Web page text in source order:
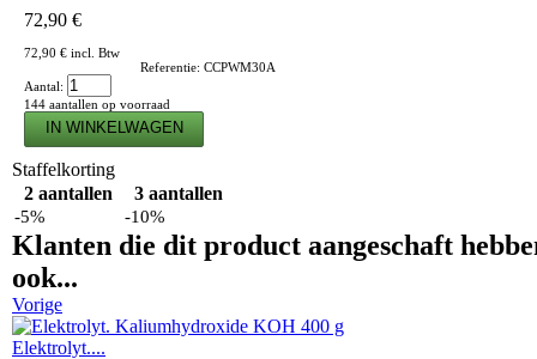
72,90 €
72,90 € incl. Btw
Referentie: CCPWM30A
Aantal:
144 aantallen op voorraad
Staffelkorting
2 aantallen
3 aantallen
-5% -10%
Klanten die dit product aangeschaft
ook...
Vorige
Elektrolyt....